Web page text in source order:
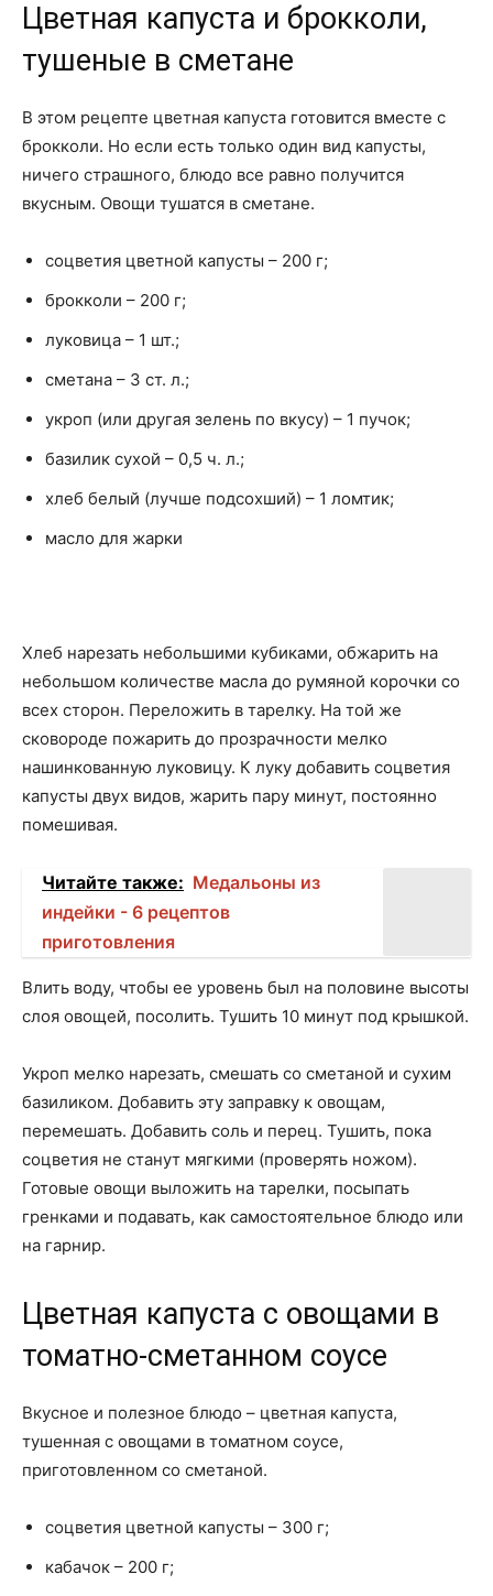
Цветная капуста и брокколи,
тушеные в сметане
В этом рецепте цветная капуста готовится вместе с
брокколи. Но если есть только один вид капусты,
ничего страшного, блюдо все равно получится
вкусным. Овощи тушатся в сметане.
соцветия цветной капусты – 200 г;
брокколи – 200 г;
луковица – 1 шт.;
сметана – 3 ст. л.;
укроп (или другая зелень по вкусу) – 1 пучок;
базилик сухой – 0,5 ч. л.;
хлеб белый (лучше подсохший) – 1 ломтик;
масло для жарки
Хлеб нарезать небольшими кубиками, обжарить на
небольшом количестве масла до румяной корочки со
всех сторон. Переложить в тарелку. На той же
сковороде пожарить до прозрачности мелко
нашинкованную луковицу. К луку добавить соцветия
капусты двух видов, жарить пару минут, постоянно
помешивая.
Читайте также: Медальоны из
индейки - 6 рецептов
приготовления
Влить воду, чтобы ее уровень был на половине высоты
слоя овощей, посолить. Тушить 10 минут под крышкой.
Укроп мелко нарезать, смешать со сметаной и сухим
базиликом. Добавить эту заправку к овощам,
перемешать. Добавить соль и перец. Тушить, пока
соцветия не станут мягкими (проверять ножом).
Готовые овощи выложить на тарелки, посыпать
гренками и подавать, как самостоятельное блюдо или
на гарнир.
Цветная капуста с овощами в
томатно-сметанном соусе
Вкусное и полезное блюдо – цветная капуста,
тушенная с овощами в томатном соусе,
приготовленном со сметаной.
соцветия цветной капусты – 300 г;
кабачок – 200 г;